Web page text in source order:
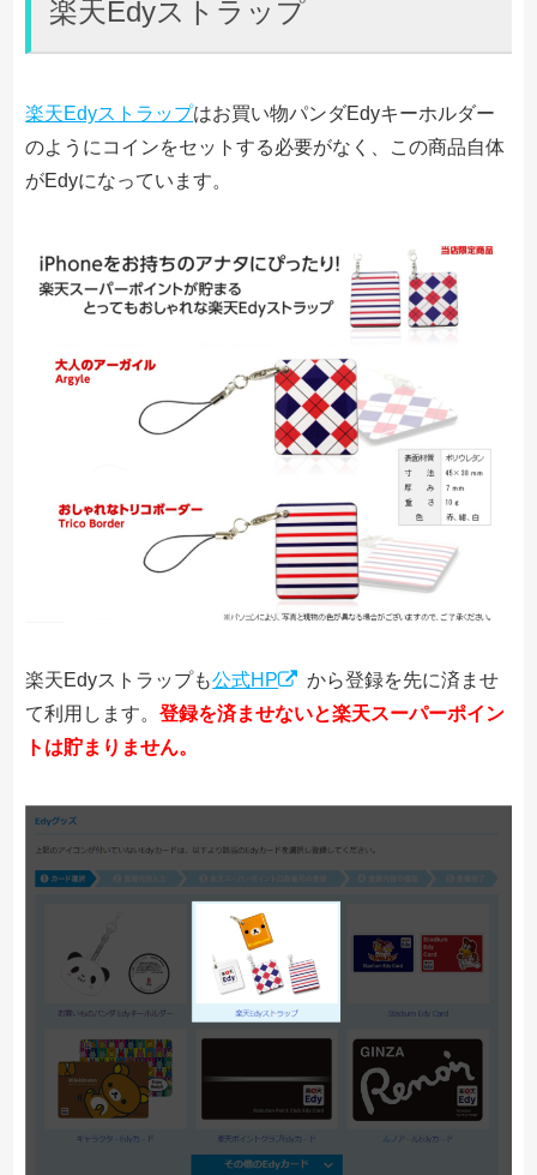
楽天Edyストラップ
楽天Edyストラップはお買い物パンダEdyキーホルダー
のようにコインをセットする必要がなく、この商品自体
がEdyになっています。
楽天Edyストラップも公式HP
から登録を先に済ませ
て利用します。登録を済ませないと楽天スーパーポイン
トは貯まりません。